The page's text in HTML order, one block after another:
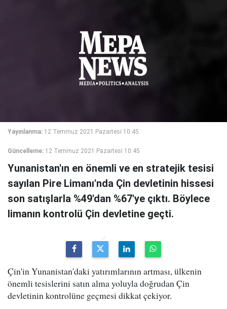
Yayınlanma: 12 Temmuz 2021 Pazartesi 10:45
Güncelleme: 12 Temmuz 2021 Pazartesi 10:45
Yunanistan'ın en önemli ve en stratejik tesisi
sayılan Pire Limanı'nda Çin devletinin hissesi
son satışlarla %49'dan %67'ye çıktı. Böylece
limanın kontrolü Çin devletine geçti.
Çin'in Yunanistan'daki yatırımlarının artması, ülkenin
önemli tesislerini satın alma yoluyla doğrudan Çin
devletinin kontrolüne geçmesi dikkat çekiyor.